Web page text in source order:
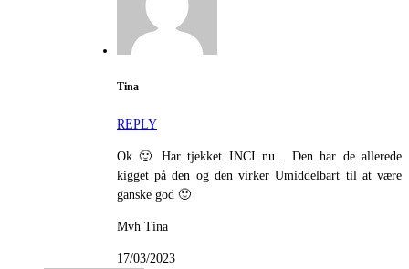
Tina
REPLY
Ok 🙂 Har tjekket INCI nu . Den har de allerede
kigget på den og den virker Umiddelbart til at være
ganske god 🙂
Mvh Tina
17/03/2023